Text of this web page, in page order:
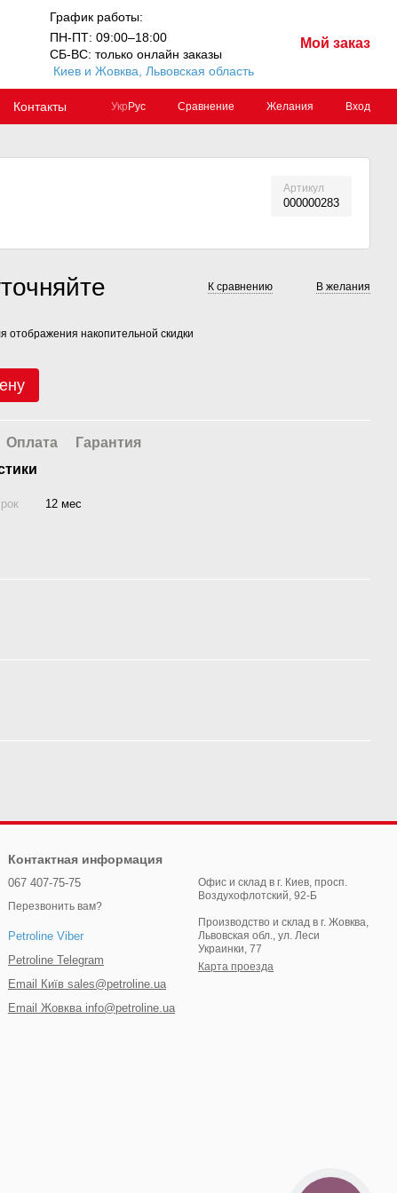
График работы:
ПН-ПТ: 09:00–18:00
СБ-ВС: только онлайн заказы
Киев и Жовква, Львовская область
Мой заказ
Контакты Укр Рус Сравнение Желания Вход
Артикул
000000283
К сравнению В желания
отображения накопительной скидки
Оплата
Гарантия
12 мес
Контактная информация
067 407-75-75
Перезвонить вам?
Petroline Viber
Petroline Telegram
Email Київ sales@petroline.ua
Email Жовква info@petroline.ua
Офис и склад в г. Киев, просп.
Воздухофлотский, 92-Б
Производство и склад в г. Жовква,
Львовская обл., ул. Леси
Украинки, 77
Карта проезда